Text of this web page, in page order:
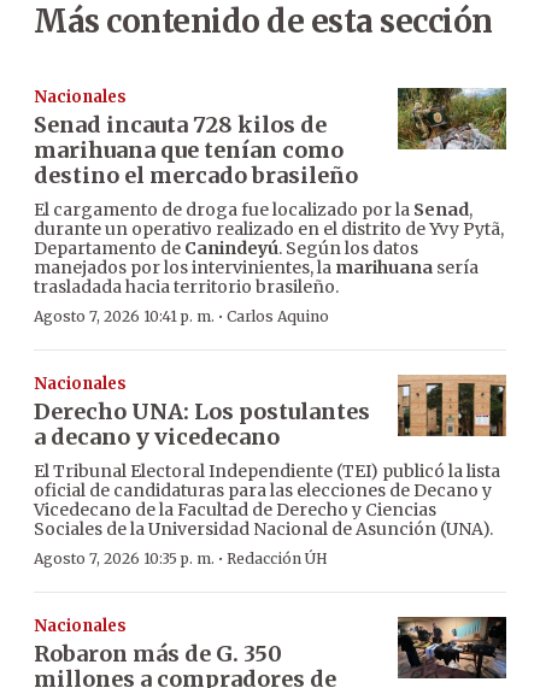
Más contenido de esta sección
Nacionales
Senad incauta 728 kilos de
marihuana que tenían como
destino el mercado brasileño
El cargamento de droga fue localizado por la Senad,
durante un operativo realizado en el distrito de Yvy Pytã,
Departamento de Canindeyú. Según los datos
manejados por los intervinientes, la marihuana sería
trasladada hacia territorio brasileño.
Agosto 7, 2026 10:41 p. m. · Carlos Aquino
Nacionales
Derecho UNA: Los postulantes
a decano y vicedecano
El Tribunal Electoral Independiente (TEI) publicó la lista
oficial de candidaturas para las elecciones de Decano y
Vicedecano de la Facultad de Derecho y Ciencias
Sociales de la Universidad Nacional de Asunción (UNA).
Agosto 7, 2026 10:35 p. m. · Redacción ÚH
Nacionales
Robaron más de G. 350
millones a compradores de